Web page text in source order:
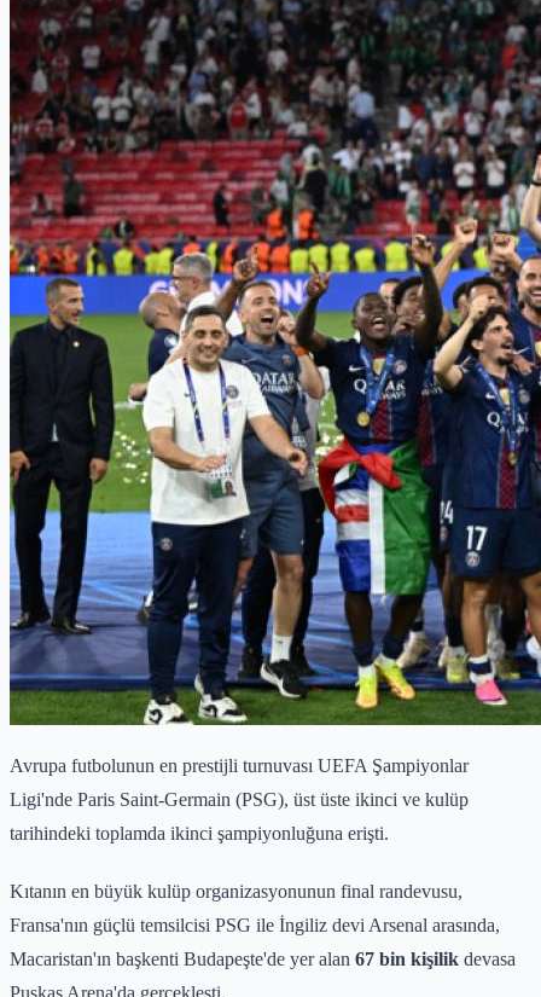
Avrupa futbolunun en prestijli turnuvası UEFA Şampiyonlar
Ligi'nde Paris Saint-Germain (PSG), üst üste ikinci ve kulüp
tarihindeki toplamda ikinci şampiyonluğuna erişti.
Kıtanın en büyük kulüp organizasyonunun final randevusu,
Fransa'nın güçlü temsilcisi PSG ile İngiliz devi Arsenal arasında,
Macaristan'ın başkenti Budapeşte'de yer alan 67 bin kişilik devasa
Puskas Arena'da gerçekleşti.